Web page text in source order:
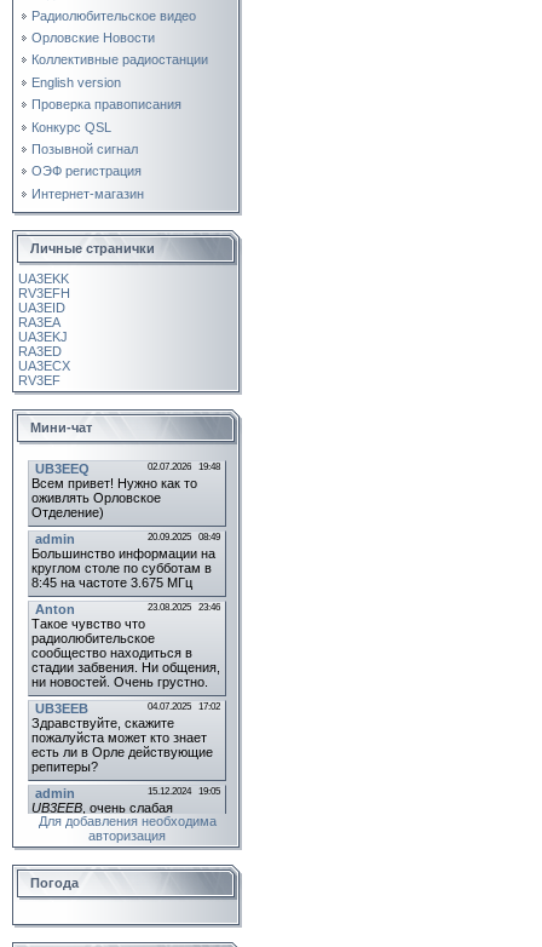
Радиолюбительское видео
Орловские Новости
Коллективные радиостанции
English version
Проверка правописания
Конкурс QSL
Позывной сигнал
ОЭФ регистрация
Интернет-магазин
Личные странички
UA3EKK
RV3EFH
UA3EID
RA3EA
UA3EKJ
RA3ED
UA3ECX
RV3EF
Мини-чат
Для добавления необходима
авторизация
Погода